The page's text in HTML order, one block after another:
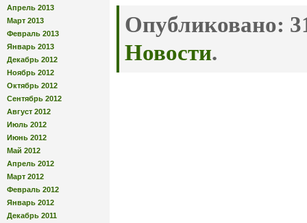
Апрель 2013
Март 2013
Февраль 2013
Январь 2013
Декабрь 2012
Ноябрь 2012
Октябрь 2012
Сентябрь 2012
Август 2012
Июль 2012
Июнь 2012
Май 2012
Апрель 2012
Март 2012
Февраль 2012
Январь 2012
Декабрь 2011
Опубликовано:
Новости.